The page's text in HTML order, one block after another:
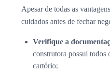
Apesar de todas as
cuidados antes de fechar
Verifique a
construtora possui todos
cartório;